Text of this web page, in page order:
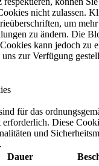
nicht zulassen.
um
zu ändern. Die
kann jedoch zu
zur Verfügung
für das
Diese
und
Dauer